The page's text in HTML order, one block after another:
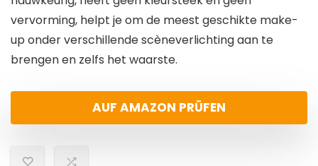
vervorming, helpt je om de meest geschikte make-
up onder verschillende scèneverlichting aan te
brengen en zelfs het waarste.
AUF AMAZON PRÜFEN